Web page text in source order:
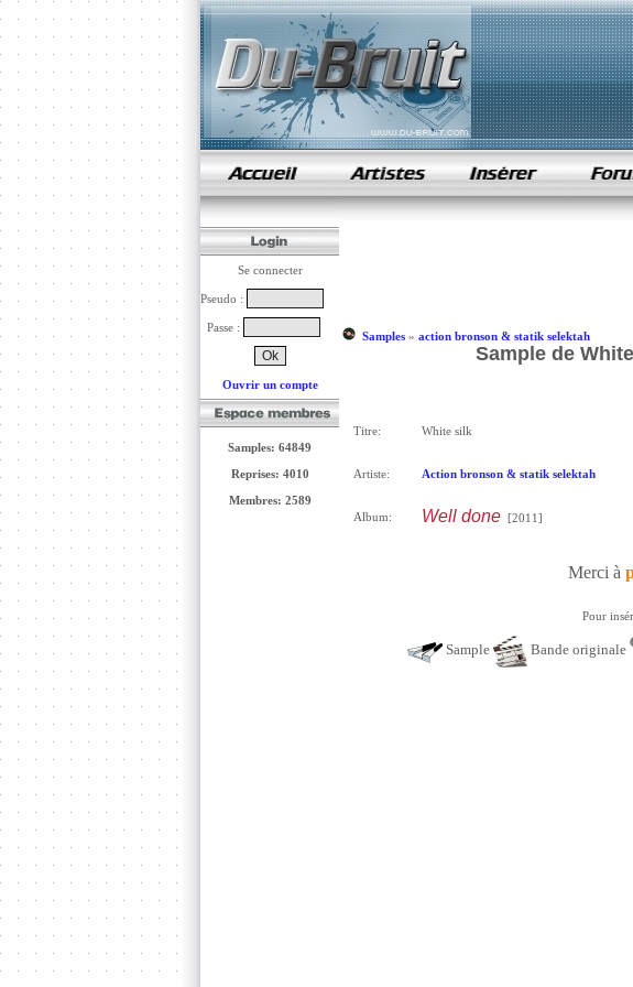
samples de rap
Se connecter
Pseudo :
Passe :
Ouvrir un compte
Samples: 64849
Reprises: 4010
Membres: 2589
Samples» action bronson & statik selektah
Sample de
Titre: White silk
Artiste: Action bronson & statik selektah
Album: Well done[2011]
Merci à
Pour
Sample Bande originale